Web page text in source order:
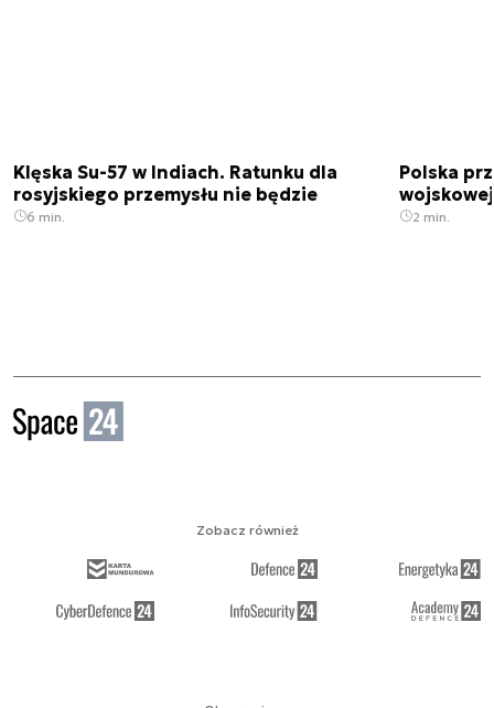
Klęska Su-57 w Indiach. Ratunku dla
rosyjskiego przemysłu nie będzie
6 min.
Polska
2 min.
Zobacz również